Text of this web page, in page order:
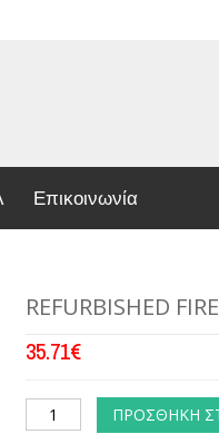
Επικοινωνία
REFURBISHED
35.71€
ΠΡΟΣΘΉΚΗ